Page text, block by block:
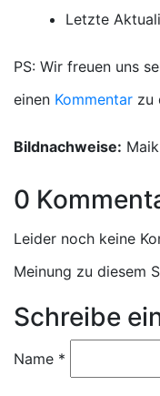
Letzte
PS: Wir freuen uns
einen Kommentar zu
Bildnachweise:
0
Leider noch keine
Meinung zu diesem
Schreibe
Name *